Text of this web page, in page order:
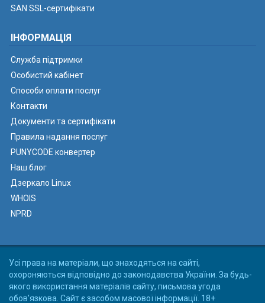
SAN SSL-сертифікати
ІНФОРМАЦІЯ
Служба підтримки
Особистий кабінет
Способи оплати послуг
Контакти
Документи та сертифікати
Правила надання послуг
PUNYCODE конвертер
Наш блог
Дзеркало Linux
WHOIS
NPRD
Усі права на матеріали, що знаходяться на сайті,
охороняються відповідно до законодавства України. За будь-
якого використання матеріалів сайту, письмова угода
обов'язкова. Сайт є засобом масової інформації. 18+